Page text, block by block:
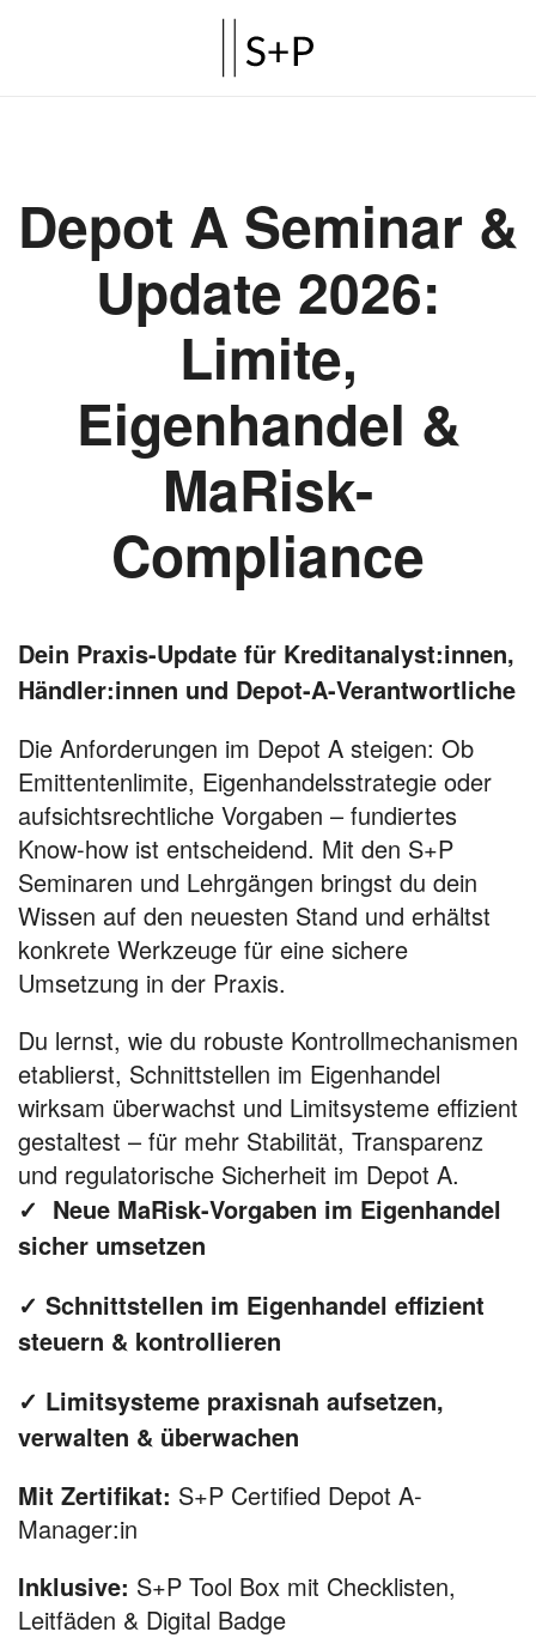
Depot A Seminar &
Update 2026:
Limite,
Eigenhandel &
MaRisk-
Compliance
Dein Praxis-Update für Kreditanalyst:innen,
Händler:innen und Depot-A-Verantwortliche
Die Anforderungen im Depot A steigen: Ob
Emittentenlimite, Eigenhandelsstrategie oder
aufsichtsrechtliche Vorgaben – fundiertes
Know-how ist entscheidend. Mit den S+P
Seminaren und Lehrgängen bringst du dein
Wissen auf den neuesten Stand und erhältst
konkrete Werkzeuge für eine sichere
Umsetzung in der Praxis.
Du lernst, wie du robuste Kontrollmechanismen
etablierst, Schnittstellen im Eigenhandel
wirksam überwachst und Limitsysteme effizient
gestaltest – für mehr Stabilität, Transparenz
und regulatorische Sicherheit im Depot A.
✓ Neue MaRisk-Vorgaben im Eigenhandel
sicher umsetzen
✓ Schnittstellen im Eigenhandel effizient
steuern & kontrollieren
✓ Limitsysteme praxisnah aufsetzen,
verwalten & überwachen
Mit Zertifikat: S+P Certified Depot A-
Manager:in
Inklusive: S+P Tool Box mit Checklisten,
Leitfäden & Digital Badge